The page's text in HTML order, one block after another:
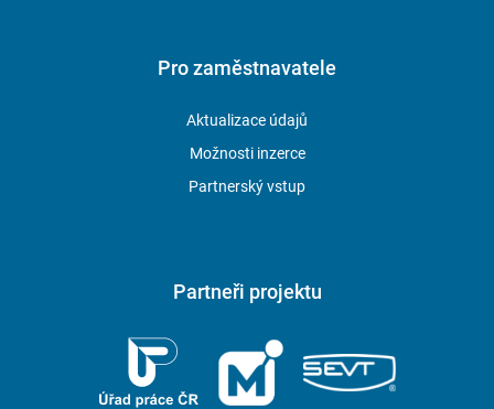
Pro zaměstnavatele
Aktualizace údajů
Možnosti inzerce
Partnerský vstup
Partneři projektu